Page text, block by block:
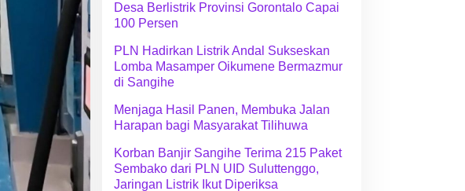
Desa Berlistrik Provinsi Gorontalo Capai
100 Persen
PLN Hadirkan Listrik Andal Sukseskan
Lomba Masamper Oikumene Bermazmur
di Sangihe
Menjaga Hasil Panen, Membuka Jalan
Harapan bagi Masyarakat Tilihuwa
Korban Banjir Sangihe Terima 215 Paket
Sembako dari PLN UID Suluttenggo,
Jaringan Listrik Ikut Diperiksa